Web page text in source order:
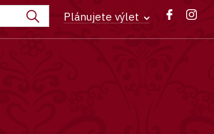
Plánujete výlet